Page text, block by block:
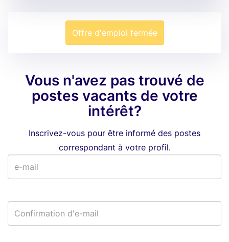
Offre d'emploi fermée
Vous n'avez pas trouvé de
postes vacants de votre
intérêt?
Inscrivez-vous pour être informé des postes
correspondant à votre profil.